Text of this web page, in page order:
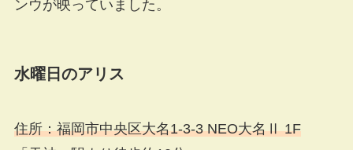
ンウが映っていました。
水曜日のアリス
住所：福岡市中央区大名1-3-3 NEO大名Ⅱ 1F